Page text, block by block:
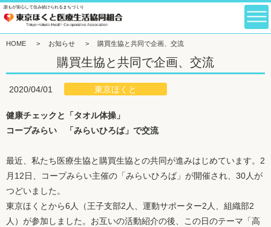
誰もが安心して住み続けられるまちづくり
HOME > お知らせ > 購買生協と共同で企画、交流
購買生協と共同で企画、交流
2020/04/01 東京ほくと
健康チェックと「タオル体操」
コープみらい 「みらいひろば」で交流
最近、私たち医療生協と購買生協との共同が進みはじめています。2
月12日、コープみらい主催の「みらいひろば」が開催され、30人が
つどいました。
東京ほくとから6人（王子支部2人、運動サポーター2人、組織部2
人）が参加しました。お互いの活動紹介の後、この日のテーマ「高